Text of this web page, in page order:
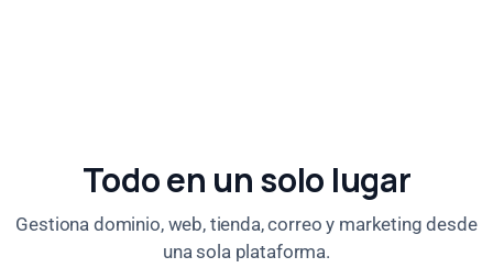
Todo en un solo lugar
Gestiona dominio, web, tienda, correo y marketing desde
una sola plataforma.